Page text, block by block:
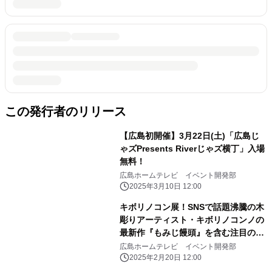
この発行者のリリース
【広島初開催】3月22日(土)「広島じ
ゃズPresents Riverじゃズ横丁」入場
無料！
広島ホームテレビ イベント開発部
2025年3月10日 12:00
キボリノコン展！SNSで話題沸騰の木
彫りアーティスト・キボリノコンノの
最新作『もみじ饅頭』を含む注目の作
品が、イベントに先駆けて先行展示！
広島ホームテレビ イベント開発部
2025年2月20日 12:00